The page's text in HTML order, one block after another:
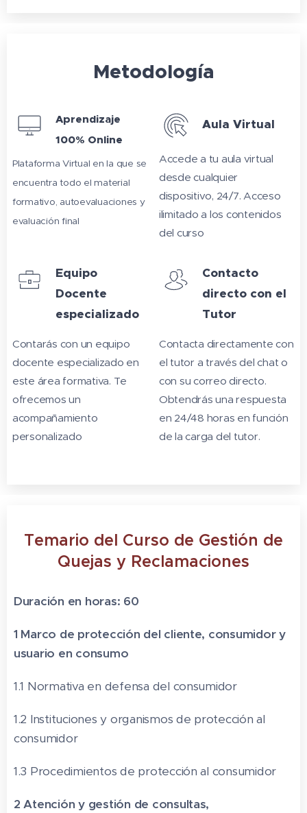
Metodología
Aprendizaje
100% Online
Plataforma Virtual en la que se
encuentra todo el material
formativo, autoevaluaciones y
evaluación final
Aula Virtual
Accede a tu aula virtual
desde cualquier
dispositivo, 24/7. Acceso
ilimitado a los contenidos
del curso
Equipo
Docente
especializado
Contarás con un equipo
docente especializado en
este área formativa. Te
ofrecemos un
acompañamiento
personalizado
Contacto
directo con el
Tutor
Contacta directamente con
el tutor a través del chat o
con su correo directo.
Obtendrás una respuesta
en 24/48 horas en función
de la carga del tutor.
Temario del Curso de Gestión de
Quejas y Reclamaciones
Duración en horas: 60
1 Marco de protección del cliente, consumidor y
usuario en consumo
1.1 Normativa en defensa del consumidor
1.2 Instituciones y organismos de protección al
consumidor
1.3 Procedimientos de protección al consumidor
2 Atención y gestión de consultas,